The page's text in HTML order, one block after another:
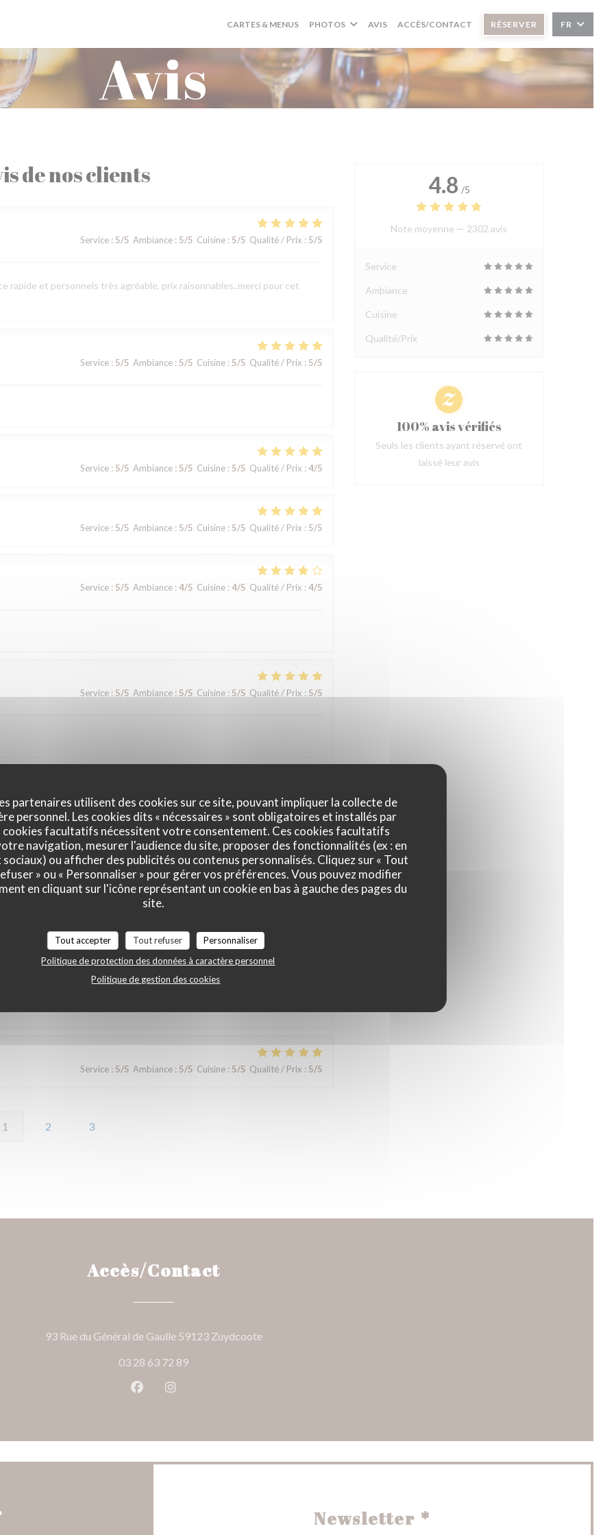
partenaires utilisent des cookies sur ce site, pouvant impliquer la collecte de
personnel. Les cookies dits « nécessaires » sont obligatoires et installés par
facultatifs nécessitent votre consentement. Ces cookies facultatifs
navigation, mesurer l'audience du site, proposer des fonctionnalités (ex : en
sociaux) ou afficher des publicités ou contenus personnalisés. Cliquez sur « Tout
» ou « Personnaliser » pour gérer vos préférences. Vous pouvez modifier
en cliquant sur l'icône représentant un cookie en bas à gauche des pages du
site.
Tout accepter Tout refuser
Personnaliser
Politique de protection des données à caractère personnel
Politique de gestion des cookies
CARTES & MENUS PHOTOS AVIS ACCÈS/CONTACT RÉSERVER FR
Avis
de nos clients
Service: 5/5 Ambiance: 5/5 Cuisine: 5/5 Qualité / Prix : 5/5
rapide et personnels très agréable, prix raisonnables..merci pour cet
Service: 5/5 Ambiance: 5/5 Cuisine: 5/5 Qualité / Prix : 5/5
Service: 5/5 Ambiance: 5/5 Cuisine: 5/5 Qualité / Prix : 4/5
Service: 5/5 Ambiance: 5/5 Cuisine: 5/5 Qualité / Prix : 5/5
Service: 5/5 Ambiance: 4/5 Cuisine: 4/5 Qualité / Prix : 4/5
Service: 5/5 Ambiance: 5/5 Cuisine: 5/5 Qualité / Prix : 5/5
Service:5/5 Ambiance : 5/5 Cuisine: /5 Qualité / Prix: 4/5
Ambiance
Service:5/5 Ambiance:5/5 Cuisine:5/5 Qualité / Prix
Service: 5/5 Ambiance: 5/5 Cuisine: 5/5 Qualité / Prix : 5/5
1 2 3
4.8 /5
Note moyenne — 2302 avis
Service
Ambiance
Cuisine
Qualité/Prix
100% avis vérifiés
Seuls les clients ayant réservé ont
laissé leur avis
Accès/Contact
93 Rue du Général de Gaulle 59123 Zuydcoote((ouvre une nouvelle fenêtre))
03 28 63 72 89
Facebook ((ouvre une nouvelle fenêtre))
Instagram ((ouvre une nouvelle fenêtre))
Newsletter *